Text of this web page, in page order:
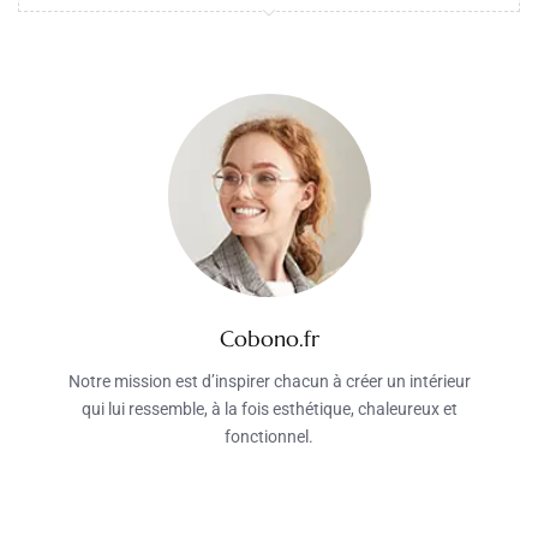
Cobono.fr
Notre mission est d’inspirer chacun à créer un intérieur
qui lui ressemble, à la fois esthétique, chaleureux et
fonctionnel.